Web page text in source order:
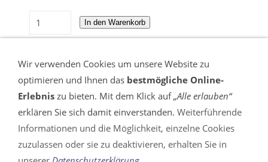
In den Warenkorb
VERTRAG WIDERRUFEN
Wir verwenden Cookies um unsere Website zu
optimieren und Ihnen das bestmögliche Online-
Erlebnis zu bieten. Mit dem Klick auf„Alle erlauben“
erklären Sie sich damit einverstanden. Weiterführende
Informationen und die Möglichkeit, einzelne Cookies
zuzulassen oder sie zu deaktivieren, erhalten Sie in